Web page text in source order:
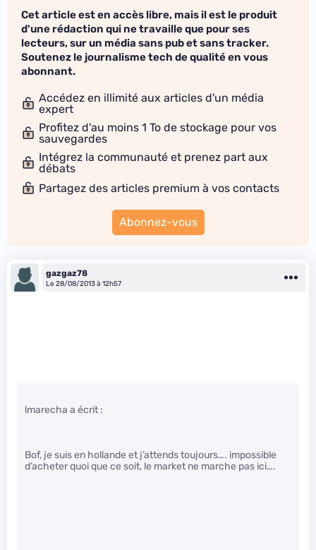
Cet article est en accès libre, mais il est le produit
d'une rédaction qui ne travaille que pour ses
lecteurs, sur un média sans pub et sans tracker.
Soutenez le journalisme tech de qualité en vous
abonnant.
Accédez en illimité aux articles d'un média
expert
Profitez d'au moins 1 To de stockage pour vos
sauvegardes
Intégrez la communauté et prenez part aux
débats
Partagez des articles premium à vos contacts
Abonnez-vous
gazgaz78
Le 28/08/2013 à 12h57
lmarecha a écrit :
Bof, je suis en hollande et j’attends toujours…. impossible
d’acheter quoi que ce soit, le market ne marche pas ici….